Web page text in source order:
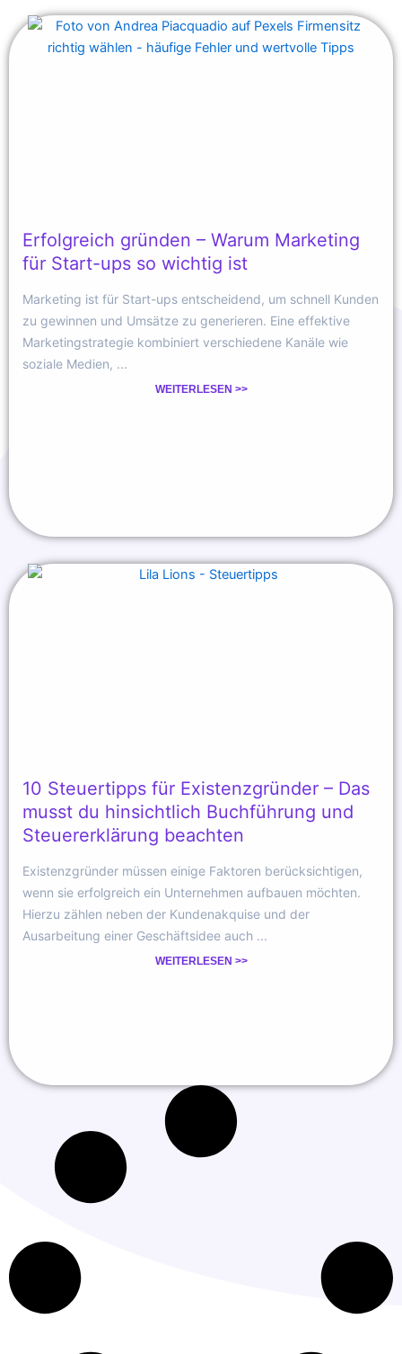
Erfolgreich gründen – Warum Marketing
für Start-ups so wichtig ist
Marketing ist für Start-ups entscheidend, um schnell Kunden
zu gewinnen und Umsätze zu generieren. Eine effektive
Marketingstrategie kombiniert verschiedene Kanäle wie
soziale Medien, ...
WEITERLESEN >>
10 Steuertipps für Existenzgründer – Das
musst du hinsichtlich Buchführung und
Steuererklärung beachten
Existenzgründer müssen einige Faktoren berücksichtigen,
wenn sie erfolgreich ein Unternehmen aufbauen möchten.
Hierzu zählen neben der Kundenakquise und der
Ausarbeitung einer Geschäftsidee auch ...
WEITERLESEN >>